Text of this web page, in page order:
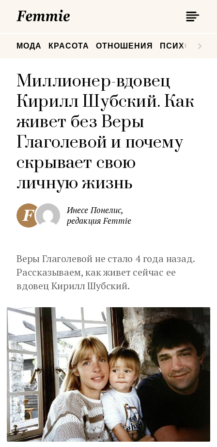
МОДА КРАСОТА ОТНОШЕНИЯ
Миллионер-вдовец
Кирилл Шубский. Как
живет без Веры
Глаголевой и почему
скрывает свою
личную жизнь
Инесе Понелис,
редакция Femmie
Веры Глаголевой не стало 4 года назад.
Рассказываем, как живет сейчас ее
вдовец Кирилл Шубский.